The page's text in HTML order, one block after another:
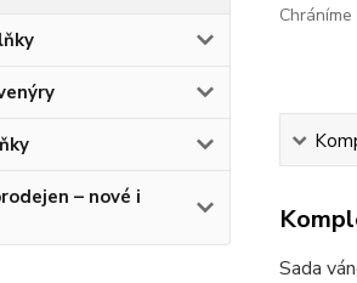
– nové i
Sada